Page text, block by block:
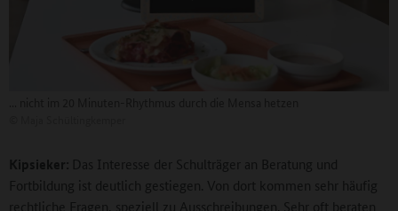
Kipsieker: Das Interesse der Schulträger an Beratung und
Fortbildung ist deutlich gestiegen. Von dort kommen sehr häufig
rechtliche Fragen, speziell zu Ausschreibungen. Sehr oft beraten